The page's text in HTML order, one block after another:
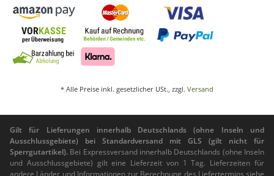
* Alle Preise inkl. gesetzlicher USt., zzgl. Versand
Gilt für Lieferungen innerhalb Deutschlands (ohne Inseln und
Ausschlussgebiete) bei Standardversand mit GLS (gilt nicht für
Sperrgutartikel). Bei Expressversand innerhalb Deutschlands (ohne Inseln
und Ausschlussgebiete) gilt eine Lieferzeit von 1 Tag. Lieferzeiten für